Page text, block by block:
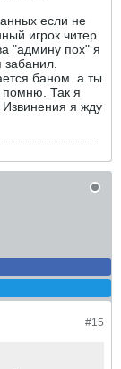
если не
игрок читер
"админу пох" я
баном. а ты
помню. Так я
я жду
#15